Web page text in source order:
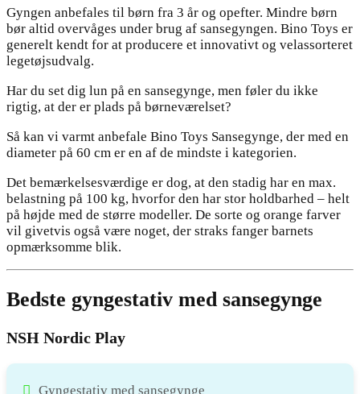
Gyngen anbefales til børn fra 3 år og opefter. Mindre børn
bør altid overvåges under brug af sansegyngen. Bino Toys er
generelt kendt for at producere et innovativt og velassorteret
legetøjsudvalg.
Har du set dig lun på en sansegynge, men føler du ikke
rigtig, at der er plads på børneværelset?
Så kan vi varmt anbefale Bino Toys Sansegynge, der med en
diameter på 60 cm er en af de mindste i kategorien.
Det bemærkelsesværdige er dog, at den stadig har en max.
belastning på 100 kg, hvorfor den har stor holdbarhed – helt
på højde med de større modeller. De sorte og orange farver
vil givetvis også være noget, der straks fanger barnets
opmærksomme blik.
Bedste gyngestativ med sansegynge
NSH Nordic Play
Gyngestativ med sansegynge